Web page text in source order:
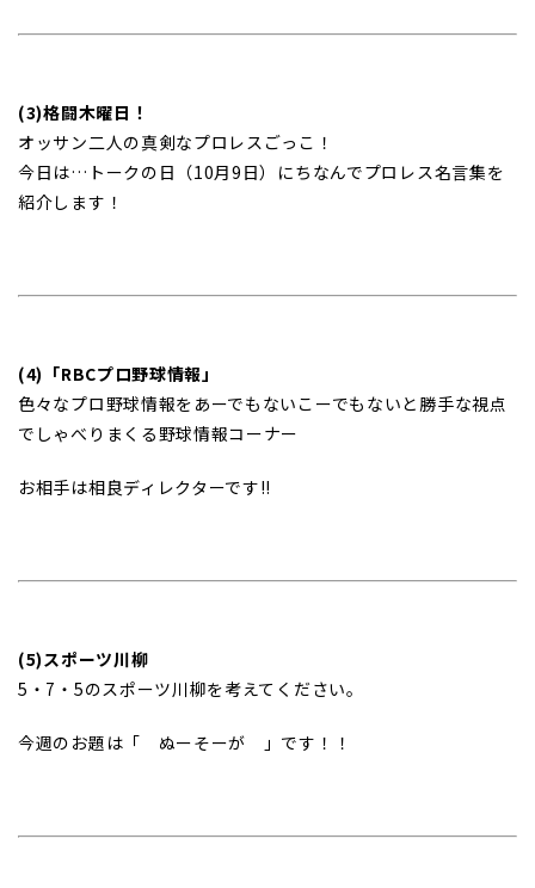
(3)格闘木曜日！
オッサン二人の真剣なプロレスごっこ！
今日は…トークの日（10月9日）にちなんでプロレス名言集を
紹介します！
(4)「RBCプロ野球情報」
色々なプロ野球情報をあーでもないこーでもないと勝手な視点
でしゃべりまくる野球情報コーナー
お相手は相良ディレクターです!!
(5)スポーツ川柳
5・7・5のスポーツ川柳を考えてください。
今週のお題は「 ぬーそーが 」です！！